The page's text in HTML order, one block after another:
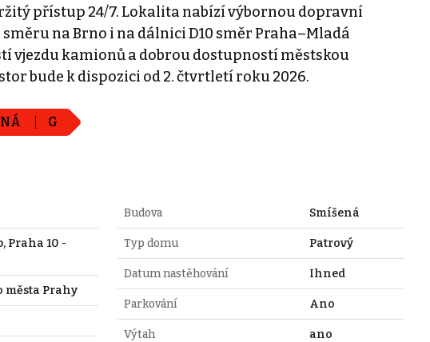
přístup 24/7. Lokalita nabízí výbornou dopravní
na Brno i na dálnici D10 směr Praha–Mladá
vjezdu kamionů a dobrou dostupností městskou
bude k dispozici od 2. čtvrtletí roku 2026.
G
Praha 10 -
Prahy
Budova Smíšená
Typ domu Patrový
Datum nastěhování Ihned
Parkování Ano
Výtah ano